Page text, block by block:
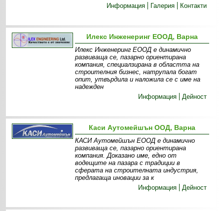
Информация
Галерия Контакти
Илекс Инженеринг ЕООД, Варна
Илекс Инженеринг ЕООД е динамично
развиваща се, пазарно ориентирана
компания, специалзирана в областта на
строителния бизнес, натрупала богат
опит, утвърдила и наложила се с име на
надежден
Информация
Дейност
Каси Аутомейшън ООД, Варна
КАСИ Аутомейшън ЕООД е динамично
развиваща се, пазарно ориентирана
компания. Доказано име, едно от
водещите на пазара с традиции в
сферата на строителната индустрия,
предлагаща иновации за к
Информация
Дейност